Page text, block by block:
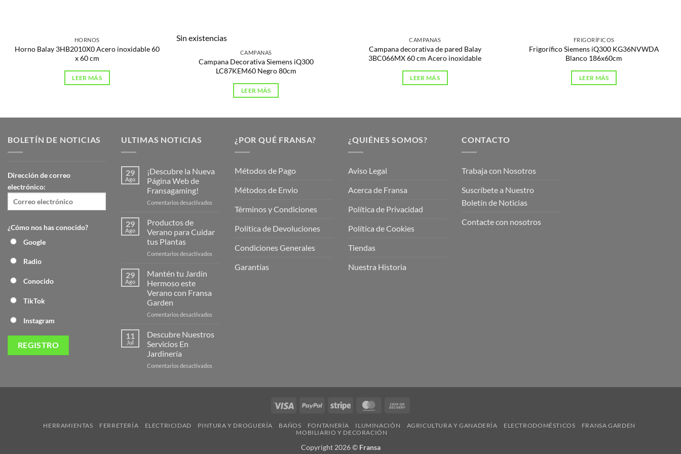
HORNOS
Horno Balay 3HB2010X0 Acero inoxidable 60
x 60 cm
LEER MÁS
Sin existencias
CAMPANAS
Campana Decorativa Siemens iQ300
LC87KEM60 Negro 80cm
LEER MÁS
CAMPANAS
Campana decorativa de pared Balay
3BC066MX 60 cm Acero inoxidable
LEER MÁS
FRIGORÍFICOS
Frigorífico Siemens iQ300 KG36NVWDA
Blanco 186x60cm
LEER MÁS
BOLETÍN DE NOTICIAS
Dirección de correo
electrónico:
¿Cómo nos has conocido?
Google
Radio
Conocido
TikTok
Instagram
ULTIMAS NOTICIAS
29
Ago
¡Descubre la Nueva
Página Web de
Fransagaming!
Comentarios desactivados
Página
29
Ago
Productos de
Verano para Cuidar
tus Plantas
Comentarios desactivados
29
Ago
Mantén tu Jardín
Hermoso este
Verano con Fransa
Garden
Comentarios desactivados
Jardín
11
Jul
Descubre Nuestros
Servicios En
Jardinería
Comentarios desactivados
¿POR QUÉ FRANSA?
Métodos de Pago
Métodos de Envio
Términos y Condiciones
Política de Devoluciones
Condiciones Generales
Garantías
¿QUIÉNES SOMOS?
Aviso Legal
Acerca de Fransa
Política de Privacidad
Política de Cookies
Tiendas
Nuestra Historia
CONTACTO
Trabaja con Nosotros
Suscríbete a Nuestro
Boletín de Noticias
Contacte con nosotros
Visa PayPal Stripe MasterCard
Delivery
HERRAMIENTAS FERRETERÍA ELECTRICIDAD PINTURA Y DROGUERÍA BAÑOS FONTANERÍA ILUMINACIÓN AGRICULTURA Y GANADERÍA ELECTRODOMÉSTICOS
FRANSA GARDEN
MOBILIARIO Y DECORACIÓN
Copyright 2026 © Fransa